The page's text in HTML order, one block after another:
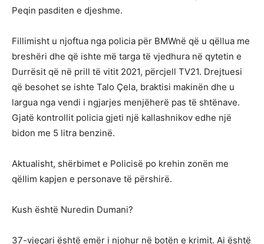
Peqin pasditen e djeshme.
Fillimisht u njoftua nga policia për BMWnë që u qëllua me
breshëri dhe që ishte më targa të vjedhura në qytetin e
Durrësit që në prill të vitit 2021, përcjell TV21. Drejtuesi
që besohet se ishte Talo Çela, braktisi makinën dhe u
largua nga vendi i ngjarjes menjëherë pas të shtënave.
Gjatë kontrollit policia gjeti një kallashnikov edhe një
bidon me 5 litra benzinë.
Aktualisht, shërbimet e Policisë po krehin zonën me
qëllim kapjen e personave të përshirë.
Kush është Nuredin Dumani?
37-vjeçari është emër i njohur në botën e krimit. Ai është